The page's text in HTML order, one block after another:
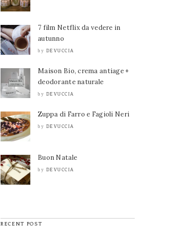
7 film Netflix da vedere in
autunno
by DEVUCCIA
Maison Bio, crema antiage +
deodorante naturale
by DEVUCCIA
Zuppa di Farro e Fagioli Neri
by DEVUCCIA
Buon Natale
by DEVUCCIA
RECENT POST